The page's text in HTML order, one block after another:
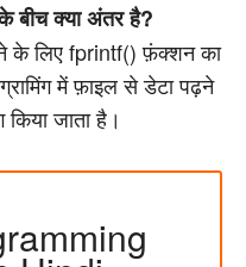
क्या अंतर है?
के लिए fprintf() फ़ंक्शन का
में फ़ाइल से डेटा पढ़ने
जाता है।